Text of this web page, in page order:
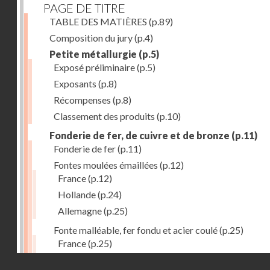
PAGE DE TITRE
TABLE DES MATIÈRES (p.89)
Composition du jury(p.4)
Petite métallurgie (p.5)
Exposé préliminaire(p.5)
Exposants (p.8)
Récompenses (p.8)
Classement des produits (p.10)
Fonderie de fer, de cuivre et de bronze (p.11)
Fonderie de fer(p.11)
Fontes moulées émaillées (p.12)
France(p.12)
Hollande(p.24)
Allemagne(p.25)
Fonte malléable, fer fondu et acier coulé(p.25)
France(p.25)